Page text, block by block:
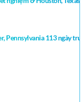
Pennsylvania 113 ngày